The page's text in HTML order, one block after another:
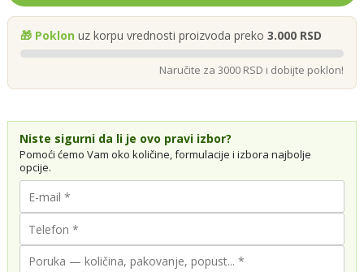
🎁 Poklon uz korpu vrednosti proizvoda preko 3.000 RSD
Naručite za 3000 RSD i dobijte poklon!
Niste sigurni da li je ovo pravi izbor?
Pomoći ćemo Vam oko količine, formulacije i izbora najbolje
opcije.